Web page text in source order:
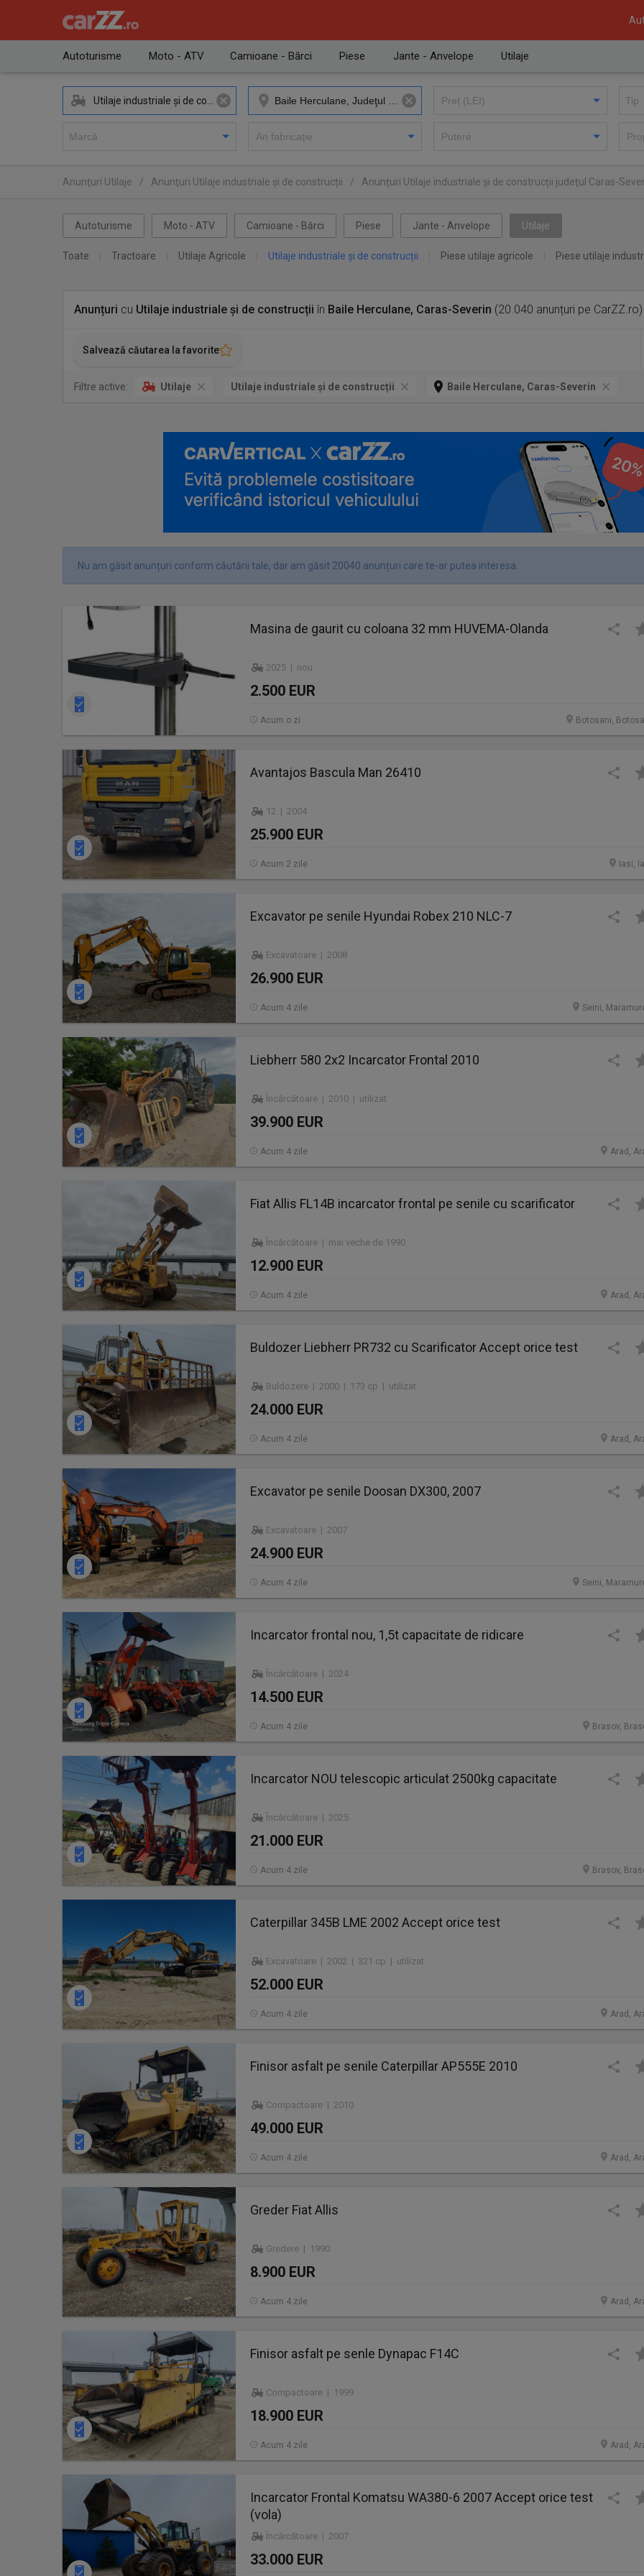
Autoturisme Moto - ATV Camioane - Bărci Piese Jante - Anvelope Utilaje
Anunţuri Utilaje / Anunţuri Utilaje industriale și de construcții / Anunţuri Utilaje industriale și de construcții judeţul Caras-
Anunţuri Utilaje industriale și de construcții Baile Herculane
Autoturisme
Moto - ATV Camioane - Bărci Piese Jante - Anvelope Utilaje
Toate Tractoare Utilaje Agricole Utilaje industriale și de construcții Piese utilaje agricole Piese utilaje
Anunțuri cu Utilaje industriale și de construcții în Baile Herculane, Caras-Severin (20.040 anunțuri pe CarZZ.ro)
Salvează căutarea la favorite
Filtre active: Utilaje Utilaje industriale și de construcții Baile Herculane, Caras-Severin
Nu am găsit anunțuri conform căutării tale, dar am găsit 20040 anunțuri care te-ar putea interesa.
Masina de gaurit cu coloana 32 mm HUVEMA-Olanda
2025 | nou
2.500 EUR
Botosani,
Acum o zi
Avantajos Bascula Man 26410
12 | 2004
25.900 EUR
Iasi,
Acum 2 zile
Excavator pe senile Hyundai Robex 210 NLC-7
Excavatoare | 2008
26.900 EUR
Seini,
Acum 4 zile
Liebherr 580 2x2 Incarcator Frontal 2010
Încărcătoare | 2010 | utilizat
39.900 EUR
Arad,
Acum 4 zile
Fiat Allis FL14B incarcator frontal pe senile cu scarificator
Încărcătoare | mai veche de 1990
12.900 EUR
Arad,
Acum 4 zile
Buldozer Liebherr PR732 cu Scarificator Accept orice test
Buldozere | 2000 | 173 cp | utilizat
24.000 EUR
Arad,
Acum 4 zile
Excavator pe senile Doosan DX300, 2007
Excavatoare | 2007
24.900 EUR
Seini,
Acum 4 zile
Incarcator frontal nou, 1,5t capacitate de ridicare
Încărcătoare | 2024
14.500 EUR
Brasov,
Acum 4 zile
Incarcator NOU telescopic articulat 2500kg capacitate
Încărcătoare | 2025
21.000 EUR
Brasov,
Acum 4 zile
Caterpillar 345B LME 2002 Accept orice test
Excavatoare | 2002 | 321 cp | utilizat
52.000 EUR
Arad,
Acum 4 zile
Finisor asfalt pe senile Caterpillar AP555E 2010
Compactoare | 2010
49.000 EUR
Arad,
Acum 4 zile
Greder Fiat Allis
Gredere | 1990
8.900 EUR
Arad,
Acum 4 zile
Finisor asfalt pe senle Dynapac F14C
Compactoare | 1999
18.900 EUR
Arad,
Acum 4 zile
Incarcator Frontal Komatsu WA380-6 2007 Accept orice test
(vola)
Încărcătoare | 2007
33.000 EUR